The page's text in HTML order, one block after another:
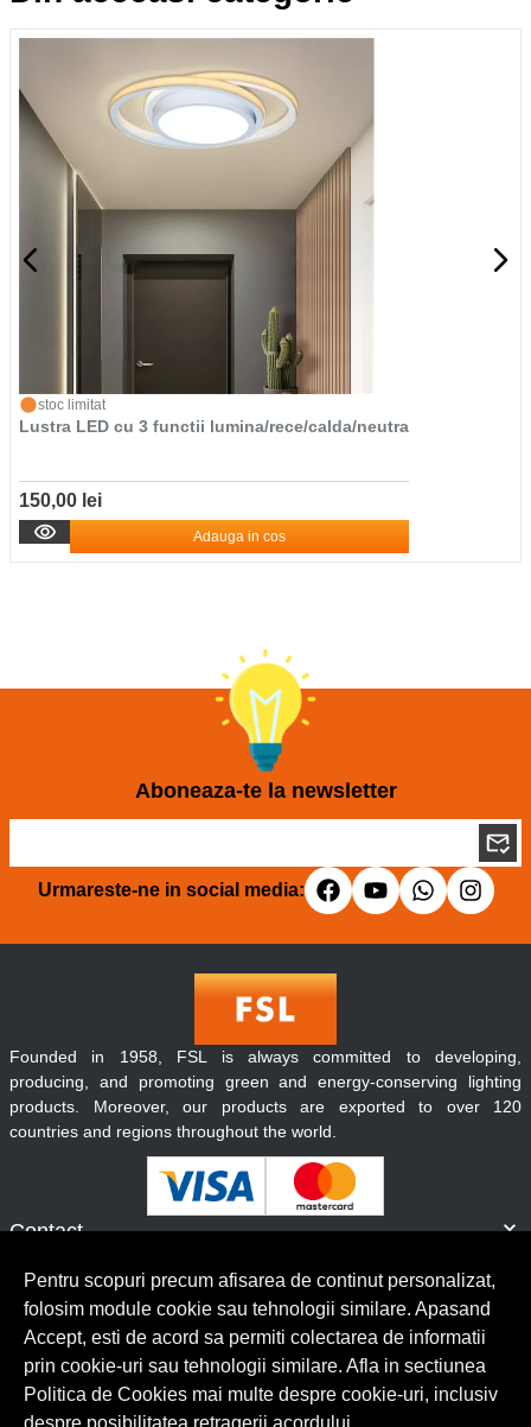
stoc limitat
Lustra LED cu 3 functii lumina/rece/calda/neutra
150,00 lei
Adauga in cos
Aboneaza-te la newsletter
Urmareste-ne in social media:
Contact
Servicii clienti
Founded in 1958, FSL is always committed to developing,
producing, and promoting green and energy-conserving lighting
products. Moreover, our products are exported to over 120
countries and regions throughout the world.
© Copyright 2026 Lumilux. Toate drepturile rezervate.
Pentru scopuri precum afisarea de continut personalizat,
folosim module cookie sau tehnologii similare. Apasand
Accept, esti de acord sa permiti colectarea de informatii
prin cookie-uri sau tehnologii similare. Afla in sectiunea
Politica de Cookies mai multe despre cookie-uri, inclusiv
despre posibilitatea retragerii acordului.